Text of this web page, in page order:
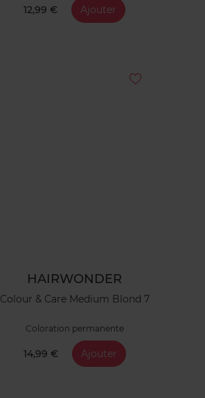
12,99 € Ajouter
HAIRWONDER
Colour & Care Medium Blond 7
Coloration permanente
14,99 € Ajouter